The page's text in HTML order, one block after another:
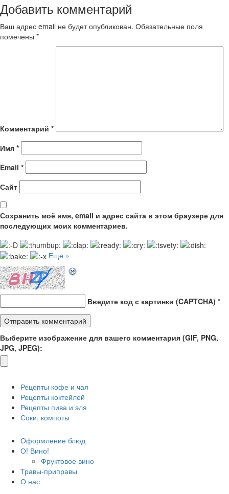
Добавить комментарий
Ваш адрес email не будет опубликован. Обязательные поля
помечены *
Комментарий *
Имя *
Email *
Сайт
Сохранить моё имя, email и адрес сайта в этом браузере для
последующих моих комментариев.
Еще »
Введите код с картинки (CAPTCHA) *
Выберите изображение для вашего комментария (GIF, PNG,
JPG, JPEG):
Рецепты кофе и чая
Рецепты коктейлей
Рецепты пива и эля
Соки, компоты
Оформление блюд
О! Вино!
Фруктовое вино
Травы-приправы
О нас